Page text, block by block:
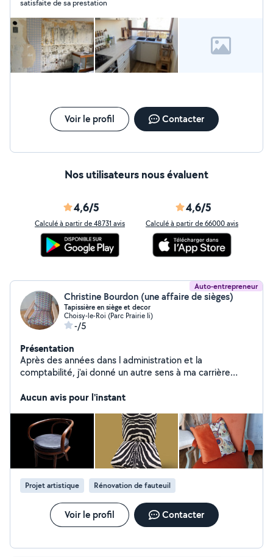
satisfaite de sa prestation
Voir le profil Contacter
Nos utilisateurs nous évaluent
4,6/5
Calculé à partir de 48731 avis
4,6/5
Calculé à partir de 66000 avis
Auto-entrepreneur
Christine Bourdon (une affaire de sièges)
Tapissière en siège et decor
Choisy-le-Roi (Parc Prairie Ii)
-/5
Présentation
Après des années dans l administration et la
comptabilité, j'ai donné un autre sens à ma carrière
Aucun avis pour l'instant
Projet artistique Rénovation de fauteuil
Voir le profil Contacter